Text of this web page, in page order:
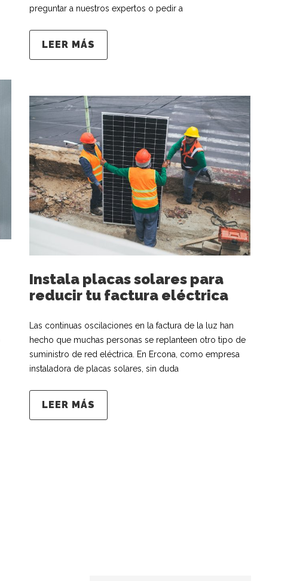
preguntar a nuestros expertos o pedir a
LEER MÁS
Instala placas solares para
reducir tu factura eléctrica
Las continuas oscilaciones en la factura de la luz han
hecho que muchas personas se replanteen otro tipo de
suministro de red eléctrica. En Ercona, como empresa
instaladora de placas solares, sin duda
LEER MÁS